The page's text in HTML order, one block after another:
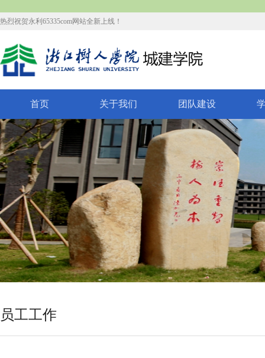
热烈祝贺永利65335com网站全新上线！
首页 关于我们 团队建设
员工工作